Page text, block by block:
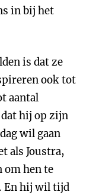
in bij het
is dat ze
ook tot
aantal
hij op zijn
wil gaan
als Joustra,
om hen te
En hij wil tijd